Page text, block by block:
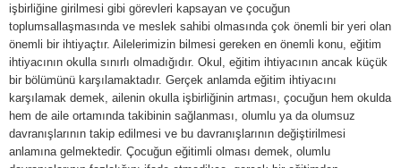
işbirliğine girilmesi gibi görevleri kapsayan ve çocuğun
toplumsallaşmasında ve meslek sahibi olmasında çok önemli bir yeri olan
önemli bir ihtiyaçtır. Ailelerimizin bilmesi gereken en önemli konu, eğitim
ihtiyacının okulla sınırlı olmadığıdır. Okul, eğitim ihtiyacının ancak küçük
bir bölümünü karşılamaktadır. Gerçek anlamda eğitim ihtiyacını
karşılamak demek, ailenin okulla işbirliğinin artması, çocuğun hem okulda
hem de aile ortamında takibinin sağlanması, olumlu ya da olumsuz
davranışlarının takip edilmesi ve bu davranışlarının değiştirilmesi
anlamına gelmektedir. Çocuğun eğitimli olması demek, olumlu